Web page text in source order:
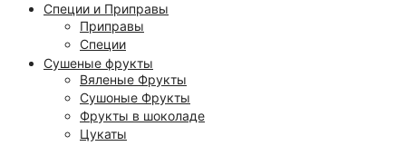
Специи и Приправы
Приправы
Специи
Сушеные фрукты
Вяленые Фрукты
Сушоные Фрукты
Фрукты в шоколаде
Цукаты